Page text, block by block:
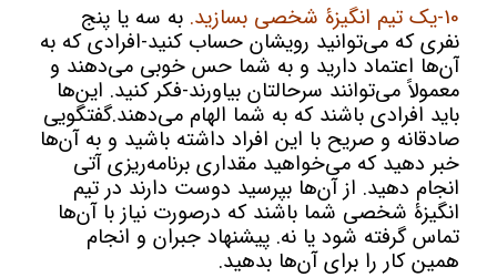
10-یک تیم انگیزۀ شخصی بسازید.
به سه یا پنج
نفری که می‌توانید رویشان حساب کنید-افرادی که به
آن‌ها اعتماد دارید و به شما حس خوبی می‌دهند و
معمولاً می‌توانند سرحالتان بیاورند-فکر کنید. این‌ها
باید افرادی باشند که به شما الهام می‌دهند.گفتگویی
صادقانه و صریح با این افراد داشته باشید و به آن‌ها
خبر دهید که می‌خواهید مقداری برنامه‌ریزی آتی
انجام دهید. از آن‌ها بپرسید دوست دارند در تیم
انگیزۀ شخصی شما باشند که درصورت نیاز با آن‌ها
تماس گرفته شود یا نه. پیشنهاد جبران و انجام
همین کار را برای آن‌ها بدهید.